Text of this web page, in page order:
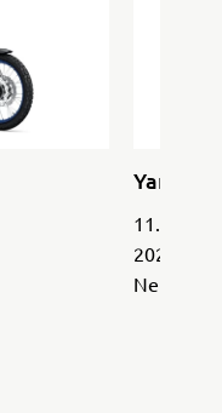
Yamaha
11.699,-
2026 | 0